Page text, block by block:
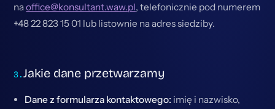
naoffice@konsultant.waw.pl, telefonicznie pod numerem
+48 22 823 15 01 lub listownie na adres siedziby.
Jakie dane przetwarzamy
Dane z formularza kontaktowego: imię i nazwisko,